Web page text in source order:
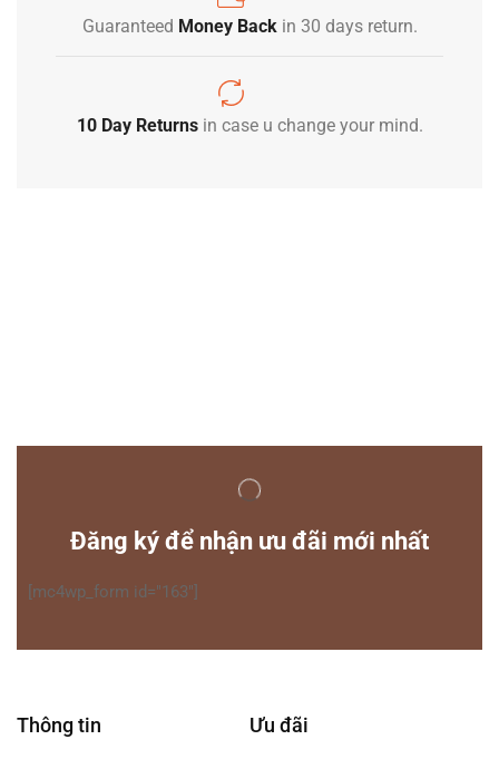
Guaranteed Money Backin 30 days return.
10 Day Returnsin case u change your mind.
Đăng ký để nhận ưu đãi mới nhất
[mc4wp_form id="163"]
Thông tin Ưu đãi